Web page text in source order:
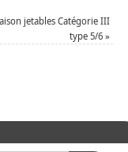
jetables Catégorie III
type 5/6»